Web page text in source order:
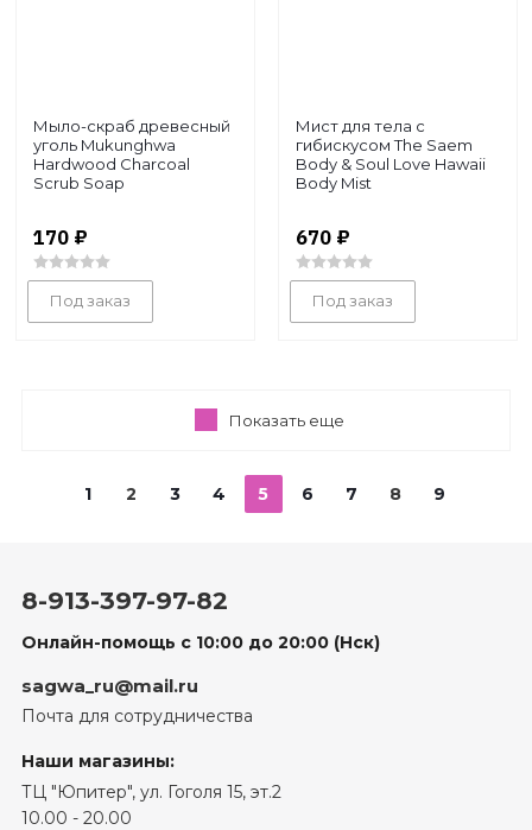
Мыло-скраб древесный
уголь Mukunghwa
Hardwood Charcoal
Scrub Soap
170 ₽
Под заказ
Мист для тела с
гибискусом The Saem
Body & Soul Love Hawaii
Body Mist
670 ₽
Под заказ
Показать еще
1 2 3 4 5 6 7 8 9
8-913-397-97-82
Онлайн-помощь с 10:00 до 20:00 (Нск)
sagwa_ru@mail.ru
Почта для сотрудничества
Наши магазины:
ТЦ "Юпитер", ул. Гоголя 15, эт.2
10.00 - 20.00